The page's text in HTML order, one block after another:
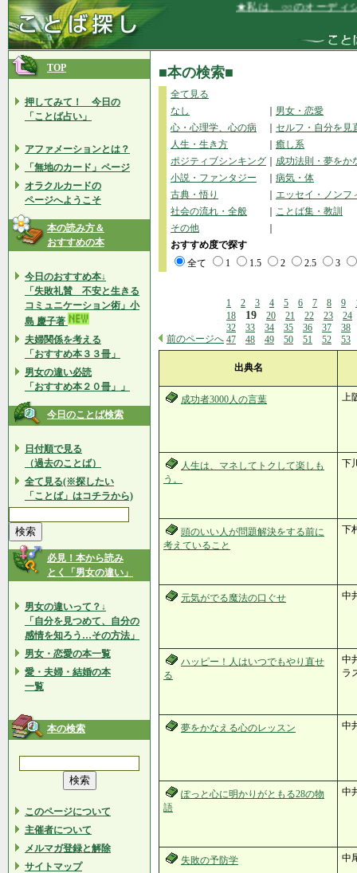
★私は、○○のオーディション
TOP
押してみて！ 今日の
「ことば占い」
アファメーションとは？
「無地のカード」ページ
オラクルカードの
ページへようこそ
本の読み方＆
おすすめの本
今日のおすすめ本↓
「失敗礼賛 不安と生きる
コミュニケーション術」小
島 慶子著
夫婦関係を考える
「おすすめ本３３冊」
男女の違い必読
「おすすめ本２０冊」」
今日のことば検索
日付順で見る
（過去のことば）
全て見る(※探したい
「ことば」はコチラから)
必見！本から読み
とく「男女の違い」
男女の違いって？↓
「自分を見つめて、自分の
感情を知ろう…その方法」
男女・恋愛の本一覧
愛・夫婦・結婚の本
一覧
本の検索
このページについて
主催者について
メルマガ登録と解除
サイトマップ
■本の検索■
全て見る
なし
男女・恋愛
心・心理学、心の病
セルフ・自分を見
人生・生き方
癒し系
ポジティブシンキング
成功法則・夢をか
小説・ファンタジー
病気・体
古典・悟り
エッセイ・ノンフ
社会の流れ・全般
ことば集・教訓
その他
おすすめ度で探す
全て
1 1.5 2 2.5 3
前のページへ
1 2 3 4 5 6 7 8 9
18
19 20 21 22 23
24
32
33 34 35 36 37
38
47
48 49 50 51 52 53
出典名
成功者3000人の言葉 上
人生は、マネしてトクして楽しも
う。
下
頭のいい人が問題解決をする前に
考えていること
下
元気がでる魔法の口ぐせ 中
ハッピー！人はいつでもやり直せ
る
中
ラ
夢をかなえる心のレッスン 中
ぽっと心に明かりがともる28の物
語
中
失敗の予防学 中